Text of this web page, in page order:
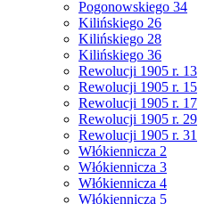
Pogonowskiego 34
Kilińskiego 26
Kilińskiego 28
Kilińskiego 36
Rewolucji 1905 r. 13
Rewolucji 1905 r. 15
Rewolucji 1905 r. 17
Rewolucji 1905 r. 29
Rewolucji 1905 r. 31
Włókiennicza 2
Włókiennicza 3
Włókiennicza 4
Włókiennicza 5